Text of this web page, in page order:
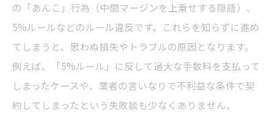
司法書士が関与する不動産売却の重要場面
不動産売却時の書類提出と司法書士対応法
売主が知るべき司法書士とのやり取り手順
不動産売却と司法書士費用トラブル回避術
の「あんこ」行為（中間マージンを上乗せする隠語）、
5%ルールなどのルール違反です。これらを知らずに進め
てしまうと、思わぬ損失やトラブルの原因となります。
例えば、「5%ルール」に反して過大な手数料を支払って
しまったケースや、業者の言いなりで不利益な条件で契
約してしまったという失敗談も少なくありません。